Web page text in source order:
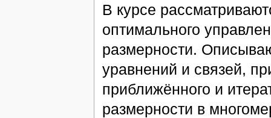
В курсе
оптимального
размерности.
уравнений и связей,
приближённого и
размерности в